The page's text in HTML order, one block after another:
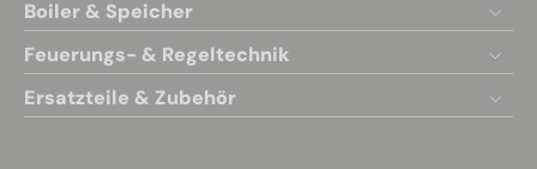
Boiler & Speicher
Feuerungs- & Regeltechnik
Ersatzteile & Zubehör